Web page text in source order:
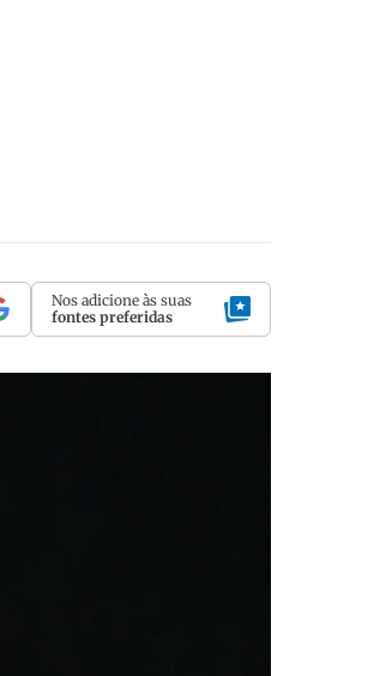
Nos adicione às suas
fontes preferidas